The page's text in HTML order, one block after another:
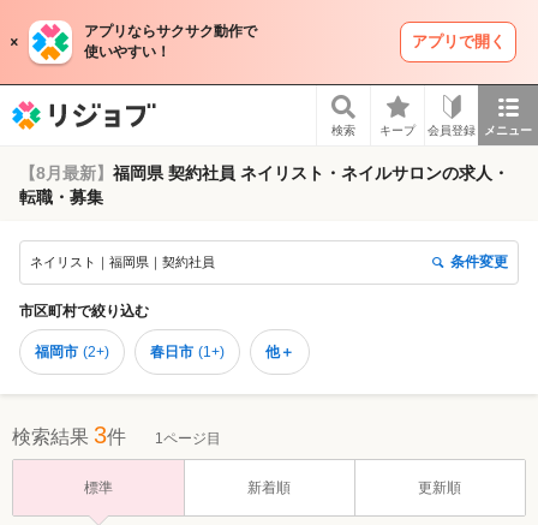
アプリならサクサク動作で
使いやすい！
アプリで開く
検索 キープ 会員登録 メニュー
【8月最新】 福岡県 契約社員 ネイリスト・ネイルサロンの求人・
転職・募集
ネイリスト｜福岡県｜契約社員 条件変更
市区町村で絞り込む
福岡市 (2+) 春日市 (1+) 他＋
検索結果 3件 1ページ目
標準 新着順 更新順